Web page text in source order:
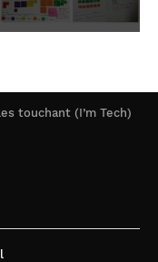
touchant (I’m Tech)